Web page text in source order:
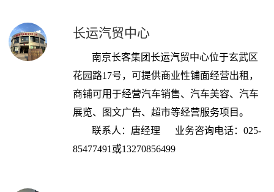
长运汽贸中心
南京长客集团长运汽贸中心位于玄武区
花园路17号，可提供商业性铺面经营出租，
商铺可用于经营汽车销售、汽车美容、汽车
展览、图文广告、超市等经营服务项目。
联系人：唐经理 业务咨询电话：025-
85477491或13270856499